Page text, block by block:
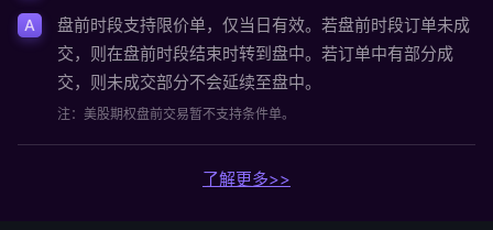
A
盘前时段支持限价单，仅当日有效。若盘前时段订单未成
交，则在盘前时段结束时转到盘中。若订单中有部分成
交，则未成交部分不会延续至盘中。
注：美股期权盘前交易暂不支持条件单。
了解更多>>